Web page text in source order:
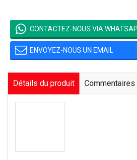
CONTACTEZ-NOUS VIA
ENVOYEZ-NOUS UN EMAIL
Détails du produit Commentaires